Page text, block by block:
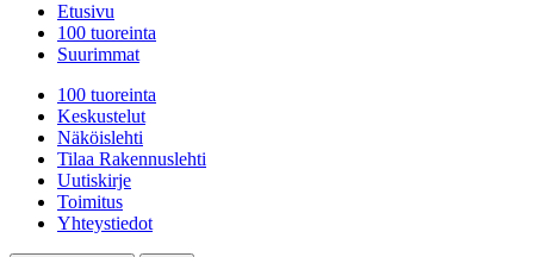
Etusivu
100 tuoreinta
Suurimmat
100 tuoreinta
Keskustelut
Näköislehti
Tilaa Rakennuslehti
Uutiskirje
Toimitus
Yhteystiedot